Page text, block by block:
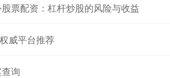
票配资：杠杆炒股的风险与收益
威平台推荐
询